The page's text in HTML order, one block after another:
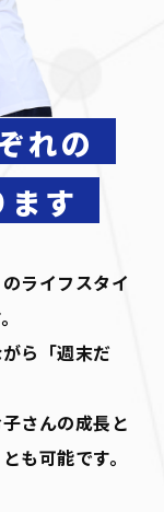
れの
ます
ライフスタイ
ら「週末だ
さんの成長と
も可能です。